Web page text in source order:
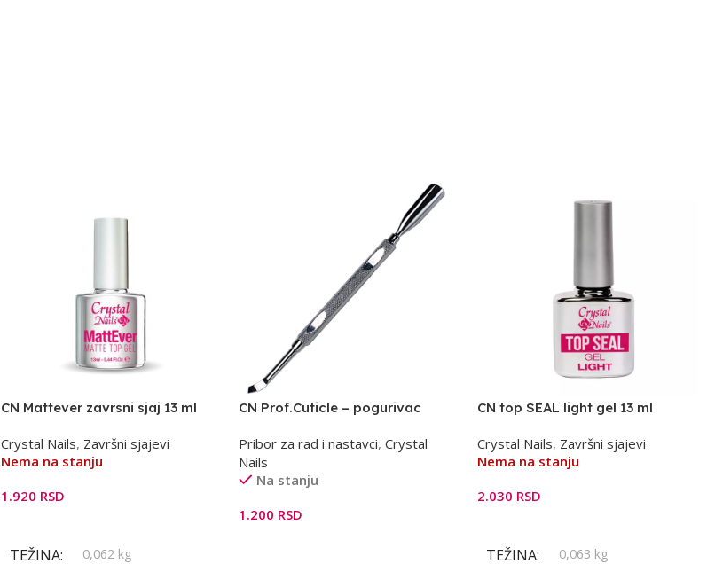
CN Mattever zavrsni sjaj 13 ml
Crystal Nails, Završni sjajevi
Nema na stanju
1.920 RSD
TEŽINA 0,062 kg
CN Prof.Cuticle – pogurivac
Pribor za rad i nastavci,Crystal
Nails
Na stanju
1.200 RSD
CN top SEAL light gel 13 ml
Crystal Nails, Završni sjajevi
Nema na stanju
2.030 RSD
TEŽINA 0,063 kg